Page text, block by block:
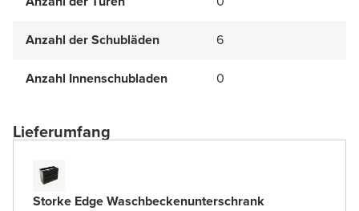
Anzahl der Schubläden 6
Anzahl Innenschubladen 0
Lieferumfang
Storke Edge Waschbeckenunterschrank